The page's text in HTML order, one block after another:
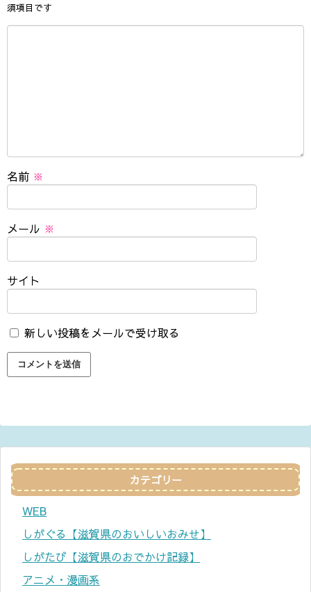
須項目です
名前 ※
メール ※
サイト
新しい投稿をメールで受け取る
カテゴリー
WEB
しがぐる【滋賀県のおいしいおみせ】
しがたび【滋賀県のおでかけ記録】
アニメ・漫画系